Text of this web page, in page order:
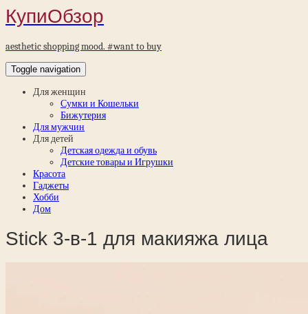
КупиОбзор
aesthetic shopping mood. #want to buy
Toggle navigation
Для женщин
Сумки и Кошельки
Бижутерия
Для мужчин
Для детей
Детская одежда и обувь
Детские товары и Игрушки
Красота
Гаджеты
Хобби
Дом
Stick 3-в-1 для макияжа лица